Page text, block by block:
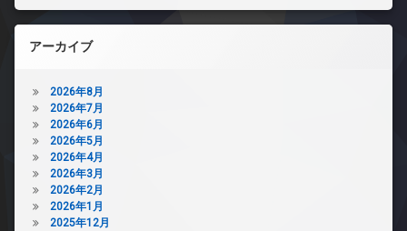
アーカイブ
2026年8月
2026年7月
2026年6月
2026年5月
2026年4月
2026年3月
2026年2月
2026年1月
2025年12月